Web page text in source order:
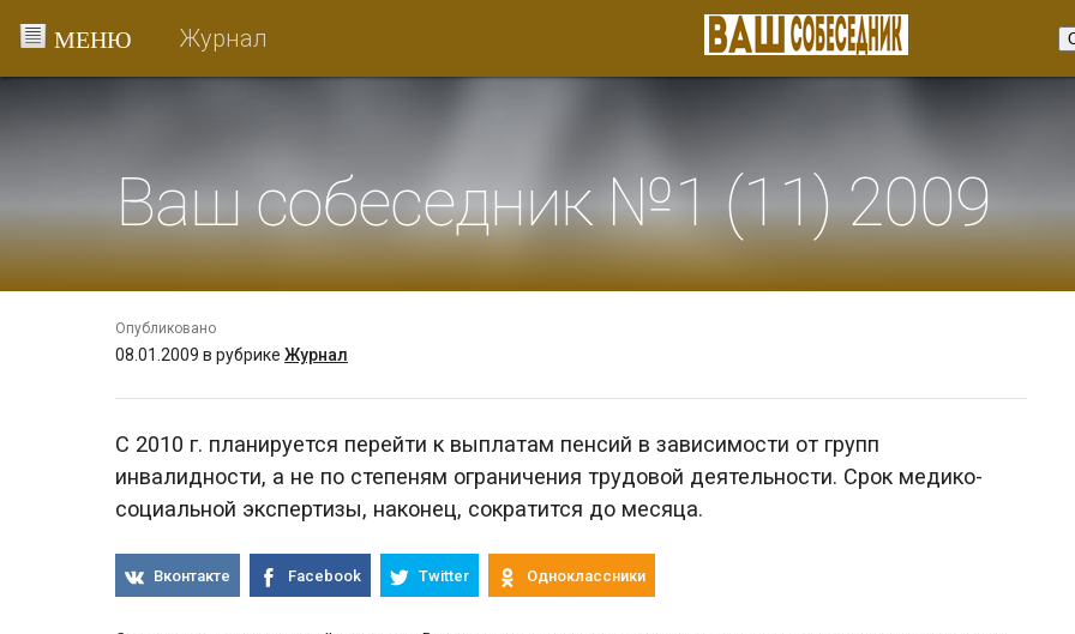
Журнал
Ваш собеседник №1 (11) 2009
Опубликовано
08.01.2009 в рубрике Журнал
С 2010 г. планируется перейти к выплатам пенсий в зависимости от групп
инвалидности, а не по степеням ограничения трудовой деятельности. Срок медико-
социальной экспертизы, наконец, сократится до месяца.
Вконтакте Facebook Twitter Одноклассники